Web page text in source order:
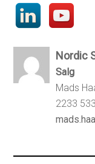
Nordic
Salg
Mads
2233